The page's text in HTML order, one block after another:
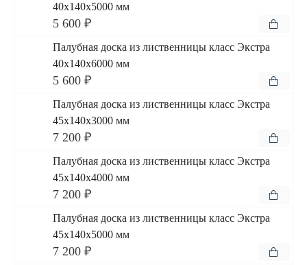
40x140x5000 мм
5 600 ₽
Палубная доска из лиственницы класс Экстра
40x140x6000 мм
5 600 ₽
Палубная доска из лиственницы класс Экстра
45x140x3000 мм
7 200 ₽
Палубная доска из лиственницы класс Экстра
45x140x4000 мм
7 200 ₽
Палубная доска из лиственницы класс Экстра
45x140x5000 мм
7 200 ₽